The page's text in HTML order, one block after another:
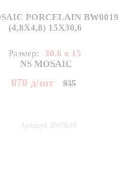
PORCELAIN BW0019
(4,8X4,8) 15X30,6
Размер:
30.6 x 15
NS MOSAIC
870 д/шт 935
Артикул: BW0019